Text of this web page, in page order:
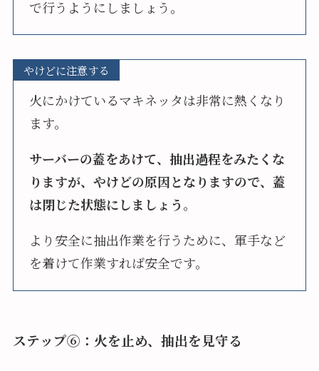
で行うようにしましょう。
やけどに注意する
火にかけているマキネッタは非常に熱くなり
ます。
サーバーの蓋をあけて、抽出過程をみたくな
りますが、やけどの原因となりますので、蓋
は閉じた状態にしましょう。
より安全に抽出作業を行うために、軍手など
を着けて作業すれば安全です。
ステップ⑥：火を止め、抽出を見守る